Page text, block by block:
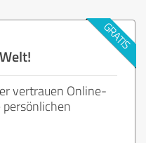
vertrauen Online-